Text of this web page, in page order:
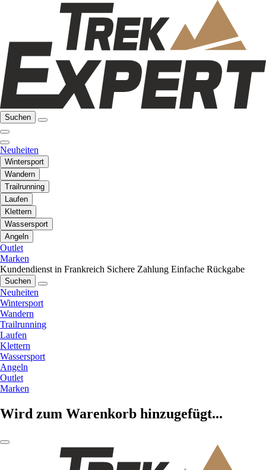
Suchen
Neuheiten
Wintersport
Wandern
Trailrunning
Laufen
Klettern
Wassersport
Angeln
Outlet
Marken
Kundendienst in Frankreich Sichere Zahlung Einfache Rückgabe
Suchen
Neuheiten
Wintersport
Wandern
Trailrunning
Laufen
Klettern
Wassersport
Angeln
Outlet
Marken
Wird zum Warenkorb hinzugefügt...